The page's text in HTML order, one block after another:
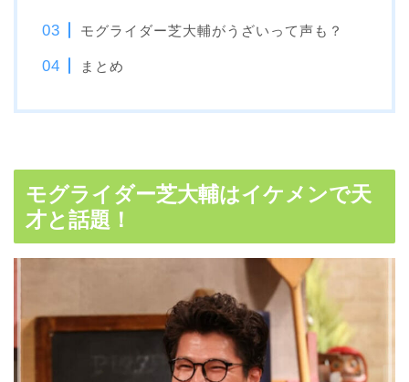
モグライダー芝大輔がうざいって声も？
まとめ
モグライダー芝大輔はイケメンで天
才と話題！